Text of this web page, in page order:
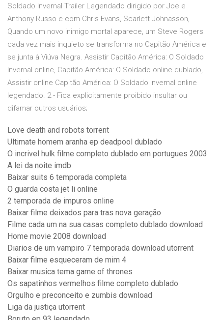
Soldado Invernal Trailer Legendado dirigido por Joe e
Anthony Russo e com Chris Evans, Scarlett Johnasson,
Quando um novo inimigo mortal aparece, um Steve Rogers
cada vez mais inquieto se transforma no Capitão América e
se junta à Viúva Negra. Assistir Capitão América: O Soldado
Invernal online, Capitão América: O Soldado online dublado,
Assistir online Capitão América: O Soldado Invernal online
legendado. 2 - Fica explicitamente proibido insultar ou
difamar outros usuários;
Love death and robots torrent
Ultimate homem aranha ep deadpool dublado
O incrivel hulk filme completo dublado em portugues 2003
A lei da noite imdb
Baixar suits 6 temporada completa
O guarda costa jet li online
2 temporada de impuros online
Baixar filme deixados para tras nova geração
Filme cada um na sua casas completo dublado download
Home movie 2008 download
Diarios de um vampiro 7 temporada download utorrent
Baixar filme esqueceram de mim 4
Baixar musica tema game of thrones
Os sapatinhos vermelhos filme completo dublado
Orgulho e preconceito e zumbis download
Liga da justiça utorrent